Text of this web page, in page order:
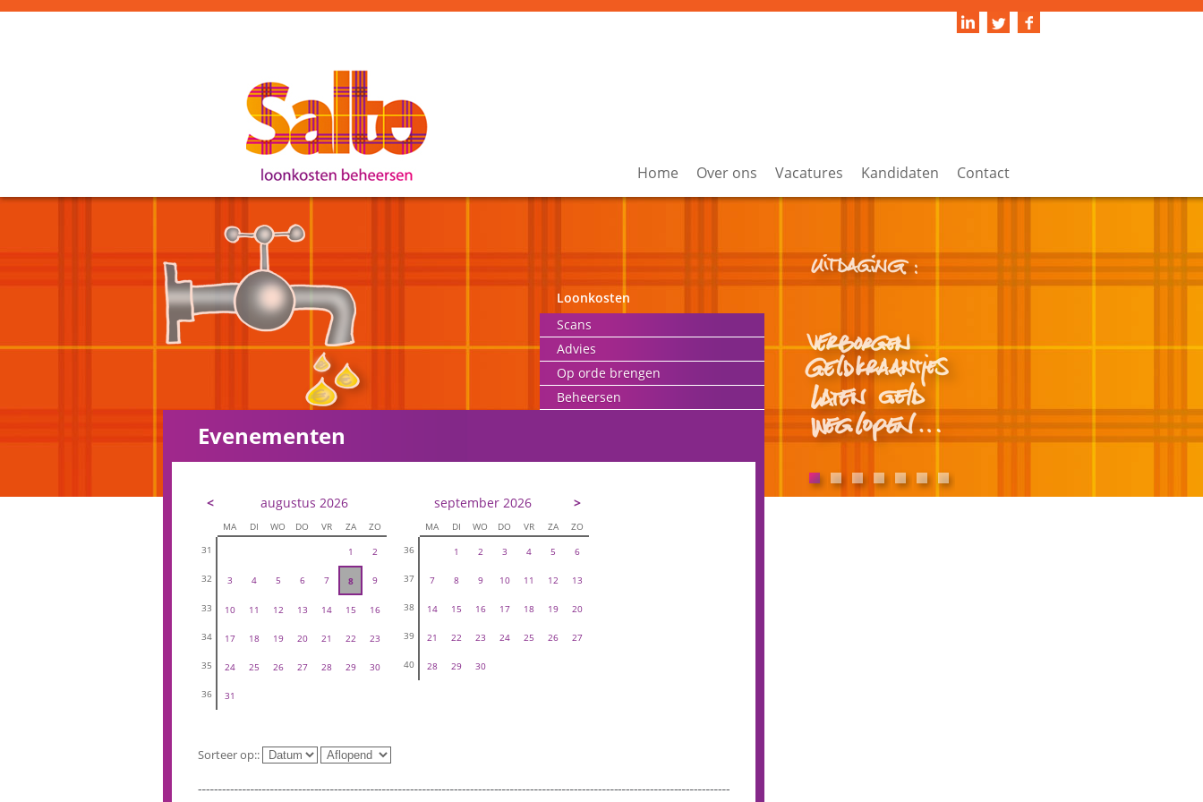
Home Over ons Vacatures Kandidaten Contact
Loonkosten
Scans
Advies
Op orde brengen
Beheersen
Evenementen
< augustus 2026
MA DI WO DO VR ZA
ZO
31
1 2
32 3 4 5 6 7 8 9
33 10 11 12 13 14 15 16
34 17 18 19 20 21 22 23
35 24 25 26 27 28 29 30
36 31
september 2026 >
MA DI WO DO VR ZA
ZO
36
1 2 3 4 5 6
37 7 8 9 10 11 12 13
38 14 15 16 17 18 19 20
39 21 22 23 24 25 26 27
40 28 29 30
Sorteer op::